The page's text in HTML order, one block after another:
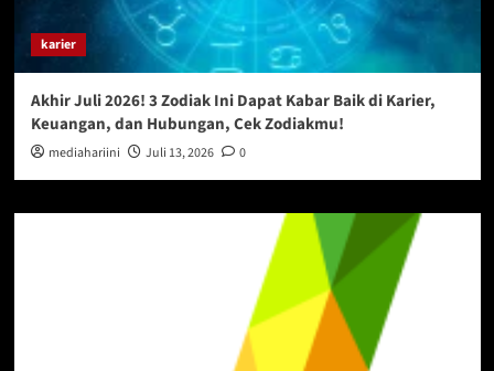
karier
Akhir Juli 2026! 3 Zodiak Ini Dapat Kabar Baik di Karier,
Keuangan, dan Hubungan, Cek Zodiakmu!
mediahariini Juli 13, 2026 0